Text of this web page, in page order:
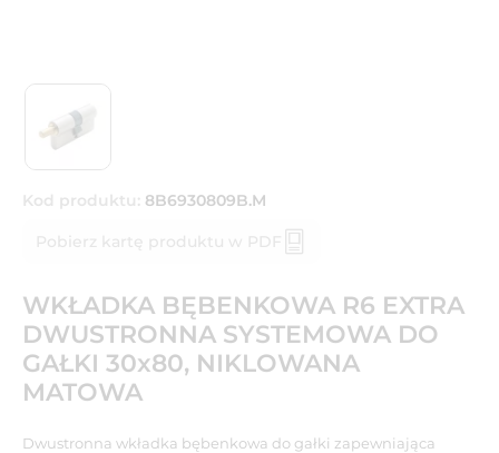
Kod produktu: 8B6930809B.M
Pobierz kartę produktu w PDF
WKŁADKA BĘBENKOWA R6 EXTRA
DWUSTRONNA SYSTEMOWA DO
GAŁKI 30x80, NIKLOWANA
MATOWA
Dwustronna wkładka bębenkowa do gałki zapewniająca